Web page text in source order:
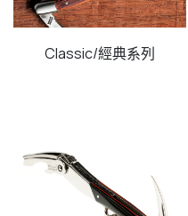
Classic/經典系列​